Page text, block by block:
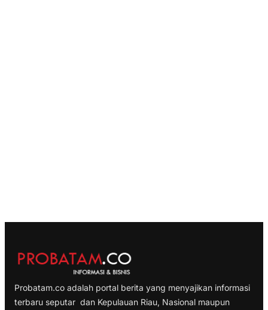
Probatam.co adalah portal berita yang menyajikan informasi
terbaru seputar dan Kepulauan Riau, Nasional maupun